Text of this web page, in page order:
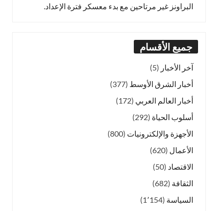
البراونز غير مرتاحين مع بدء معسكر فترة الإعداد.
جميع الأقسام
آخر الأخبار (5)
أخبار الشرق الأوسط (377)
أخبار العالم العربي (172)
أسلوب الحياة (292)
الأجهزة والإلكترونيات (800)
الأعمال (620)
الاقتصاد (50)
الثقافة (682)
السياسة (1٬154)